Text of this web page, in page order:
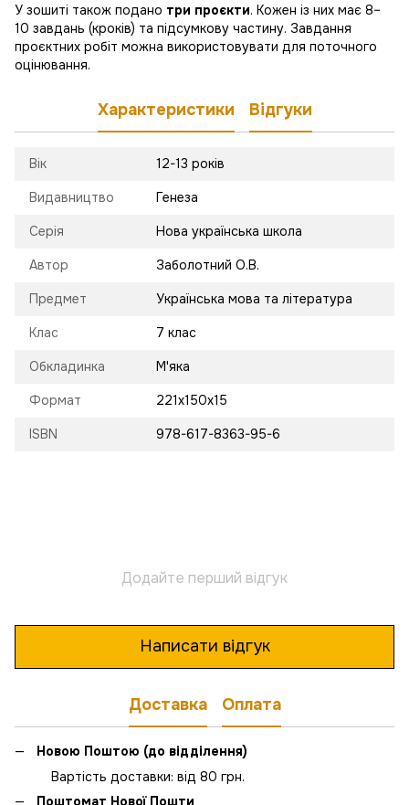
У зошиті також подано три проєкти. Кожен із них має 8–
10 завдань (кроків) та підсумкову частину. Завдання
проєктних робіт можна використовувати для поточного
оцінювання.
Характеристики Відгуки
Вік 12-13 років
Видавництво Генеза
Серія Нова українська школа
Автор Заболотний О.В.
Предмет Українська мова та література
Клас 7 клас
Обкладинка М'яка
Формат 221х150х15
ISBN 978-617-8363-95-6
Додайте перший відгук
Написати відгук
Доставка Оплата
Новою Поштою (до відділення)
Вартість доставки: від 80 грн.
Поштомат Нової Пошти